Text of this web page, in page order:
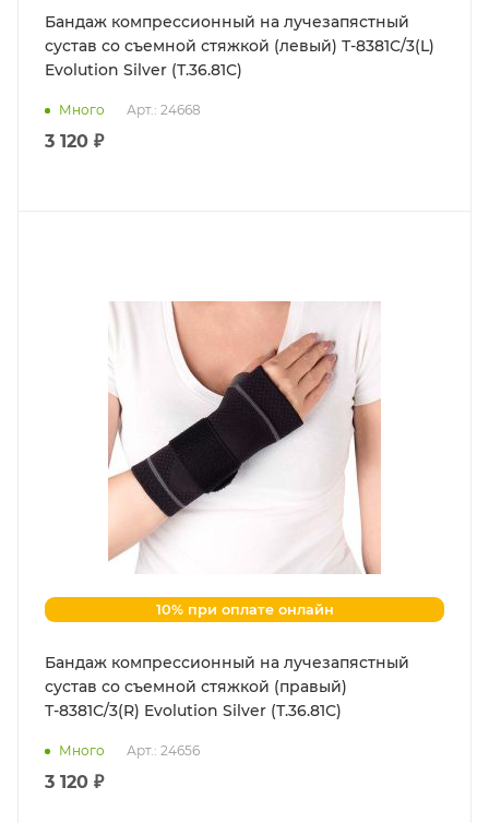
Бандаж компрессионный на лучезапястный
сустав со съемной стяжкой (левый) Т-8381С/3(L)
Evolution Silver (Т.36.81С)
Много Арт.: 24668
3 120 ₽
10% при оплате онлайн
Бандаж компрессионный на лучезапястный
сустав со съемной стяжкой (правый)
Т-8381С/3(R) Evolution Silver (Т.36.81С)
Много Арт.: 24656
3 120 ₽